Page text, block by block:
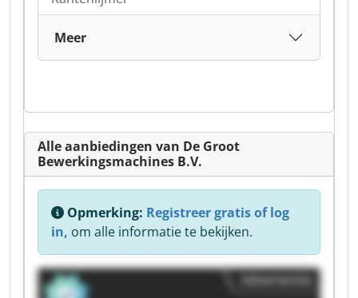
Meer
Alle aanbiedingen van De Groot
Bewerkingsmachines B.V.
Opmerking: Registreer gratis of log
in, om alle informatie te bekijken.
Advertentie